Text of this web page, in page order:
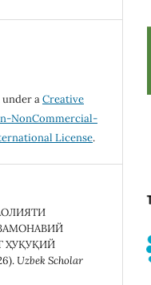
under aCreative
NonCommercial-
License.
ҲУҚУҚИЙ
Uzbek Scholar